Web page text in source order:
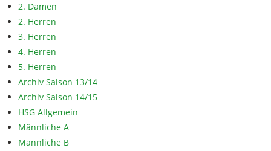
2. Damen
2. Herren
3. Herren
4. Herren
5. Herren
Archiv Saison 13/14
Archiv Saison 14/15
HSG Allgemein
Männliche A
Männliche B